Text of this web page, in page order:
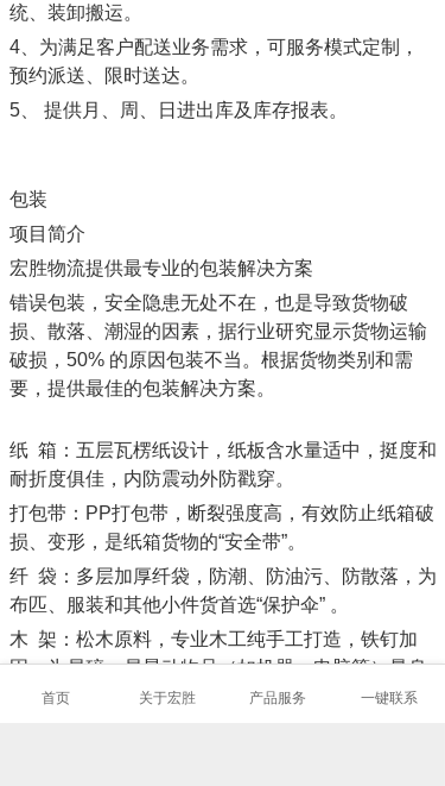
统、装卸搬运。
4、为满足客户配送业务需求，可服务模式定制，
预约派送、限时送达。
5、 提供月、周、日进出库及库存报表。
包装
项目简介
宏胜物流提供最专业的包装解决方案
错误包装，安全隐患无处不在，也是导致货物破
损、散落、潮湿的因素，据行业研究显示货物运输
破损，50% 的原因包装不当。根据货物类别和需
要，提供最佳的包装解决方案。
纸 箱：五层瓦楞纸设计，纸板含水量适中，挺度和
耐折度俱佳，内防震动外防戳穿。
打包带：PP打包带，断裂强度高，有效防止纸箱破
损、变形，是纸箱货物的“安全带”。
纤 袋：多层加厚纤袋，防潮、防油污、防散落，为
布匹、服装和其他小件货首选“保护伞” 。
木 架：松木原料，专业木工纯手工打造，铁钉加
固，为易碎、易晃动物品（如机器、电脑等）量身
设计。
首页 关于宏胜 产品服务 一键联系